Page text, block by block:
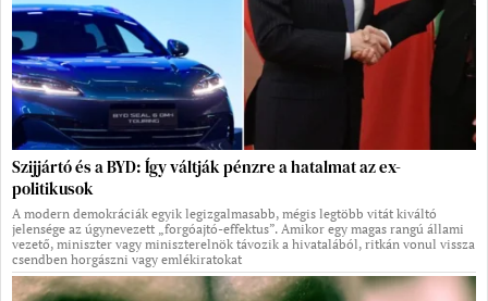
Szijjártó és a BYD: Így váltják pénzre a hatalmat az ex-
politikusok
A modern demokráciák egyik legizgalmasabb, mégis legtöbb vitát kiváltó
jelensége az úgynevezett „forgóajtó-effektus”. Amikor egy magas rangú állami
vezető, miniszter vagy miniszterelnök távozik a hivatalából, ritkán vonul vissza
csendben horgászni vagy emlékiratokat